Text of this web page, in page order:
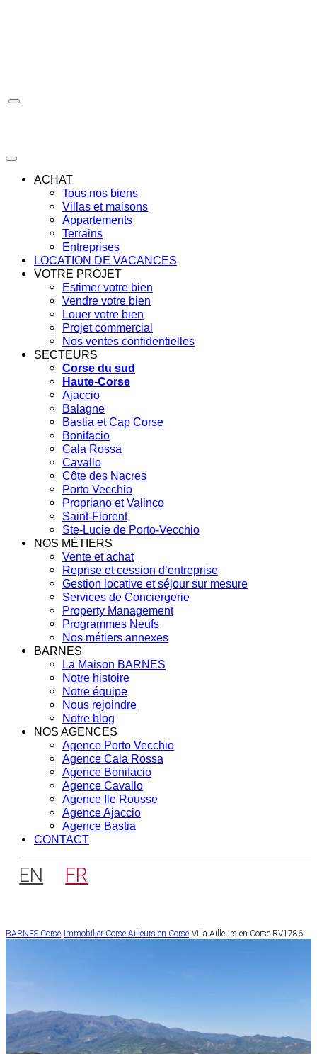
ACHAT
Tous nos biens
Villas et maisons
Appartements
Terrains
Entreprises
LOCATION DE VACANCES
VOTRE PROJET
Estimer votre bien
Vendre votre bien
Louer votre bien
Projet commercial
Nos ventes confidentielles
SECTEURS
Corse du sud
Haute-Corse
Ajaccio
Balagne
Bastia et Cap Corse
Bonifacio
Cala Rossa
Cavallo
Côte des Nacres
Porto Vecchio
Propriano et Valinco
Saint-Florent
Ste-Lucie de Porto-Vecchio
NOS MÉTIERS
Vente et achat
Reprise et cession d’entreprise
Gestion locative et séjour sur mesure
Services de Conciergerie
Property Management
Programmes Neufs
Nos métiers annexes
BARNES
La Maison BARNES
Notre histoire
Notre équipe
Nous rejoindre
Notre blog
NOS AGENCES
Agence Porto Vecchio
Agence Cala Rossa
Agence Bonifacio
Agence Cavallo
Agence Ile Rousse
Agence Ajaccio
Agence Bastia
CONTACT
EN FR
BARNES Corse Immobilier Corse Ailleurs en Corse Villa Ailleurs en Corse RV1786